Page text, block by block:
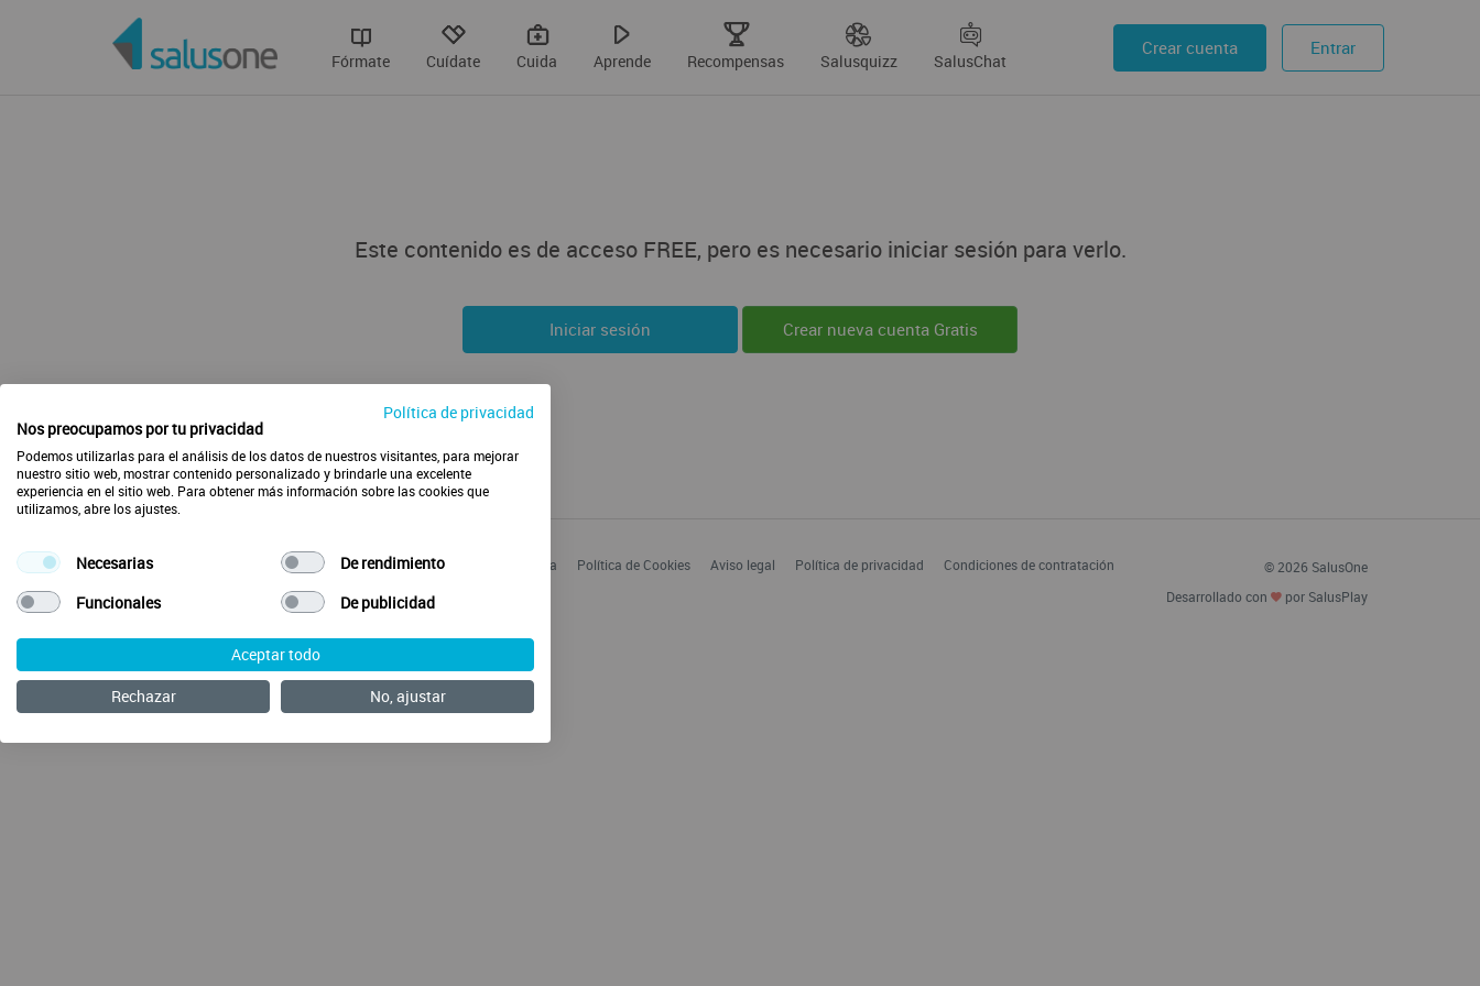
Fórmate Cuídate Cuida Aprende Recompensas Salusquizz SalusChat
Crear cuenta Entrar
Este contenido es de acceso FREE, pero es necesario iniciar sesión para verlo.
Iniciar sesión Crear nueva cuenta Gratis
Envía tus ideas Preguntas Frecuentes Acerca de SalusOne Enfermería Política de Cookies Aviso legal Política de privacidad Condiciones de contratación
© 2026 SalusOne
Desarrollado con
por SalusPlay
Política de privacidad
Nos preocupamos por tu privacidad
Podemos utilizarlas para el análisis de los datos de nuestros visitantes, para mejorar
nuestro sitio web, mostrar contenido personalizado y brindarle una excelente
experiencia en el sitio web. Para obtener más información sobre las cookies que
utilizamos, abre los ajustes.
Necesarias
De rendimiento
Funcionales
De publicidad
Aceptar todo
Rechazar
No, ajustar